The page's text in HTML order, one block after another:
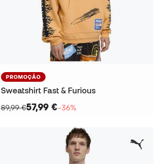
PROMOÇÃO
Sweatshirt Fast & Furious
89,99 €57,99 €−36%